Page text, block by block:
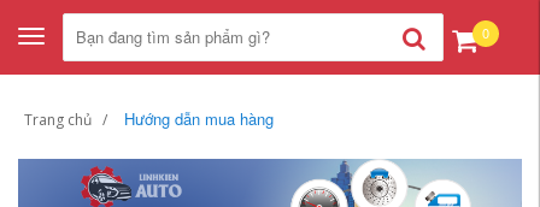
Toggle
navigation
0
Trang chủ Hướng dẫn mua hàng